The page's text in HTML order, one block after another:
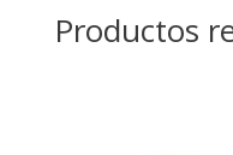
Productos